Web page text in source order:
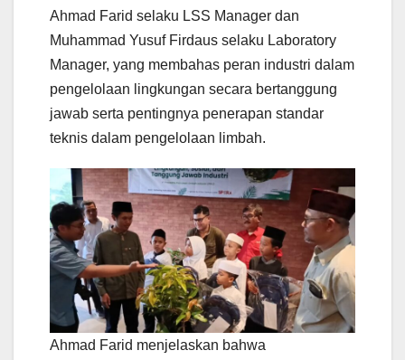
Ahmad Farid selaku LSS Manager dan
Muhammad Yusuf Firdaus selaku Laboratory
Manager, yang membahas peran industri dalam
pengelolaan lingkungan secara bertanggung
jawab serta pentingnya penerapan standar
teknis dalam pengelolaan limbah.
Ahmad Farid menjelaskan bahwa